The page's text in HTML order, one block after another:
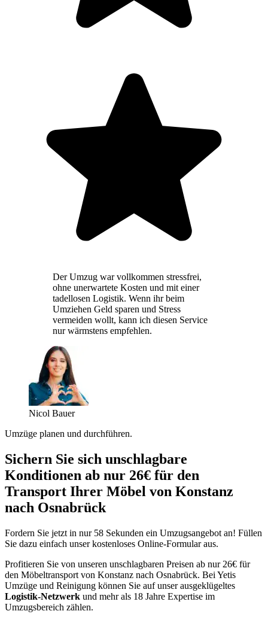
Der Umzug war vollkommen stressfrei,
ohne unerwartete Kosten und mit einer
tadellosen Logistik. Wenn ihr beim
Umziehen Geld sparen und Stress
vermeiden wollt, kann ich diesen Service
nur wärmstens empfehlen.
Nicol Bauer
Umzüge planen und durchführen.
Sichern Sie sich unschlagbare
Konditionen ab nur 26€ für den
Transport Ihrer Möbel von Konstanz
nach Osnabrück
Fordern Sie jetzt in nur 58 Sekunden ein Umzugsangebot an! Füllen
Sie dazu einfach unser kostenloses Online-Formular aus.
Profitieren Sie von unseren unschlagbaren Preisen ab nur 26€ für
den Möbeltransport von Konstanz nach Osnabrück. Bei Yetis
Umzüge und Reinigung können Sie auf unser ausgeklügeltes
Logistik-Netzwerk und mehr als 18 Jahre Expertise im
Umzugsbereich zählen.